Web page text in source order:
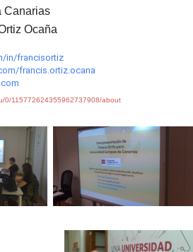
Canarias
Ocaña
in/francisortiz
francis.ortiz.ocana
0/115772624355962737908/about